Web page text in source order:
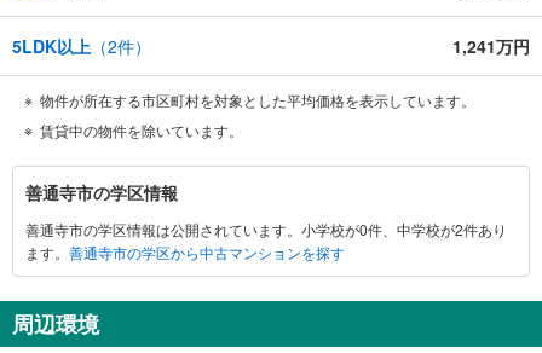
5LDK以上 （2件） 1,241万円
物件が所在する市区町村を対象とした平均価格を表示しています。
賃貸中の物件を除いています。
善
通
寺
市
関
す
善通寺市の学区情報
善通寺市の学区情報は公開されています。小学校が0件、中学校が2件あり
ます。 善通寺市の学区から中古マンションを探す
周辺環境